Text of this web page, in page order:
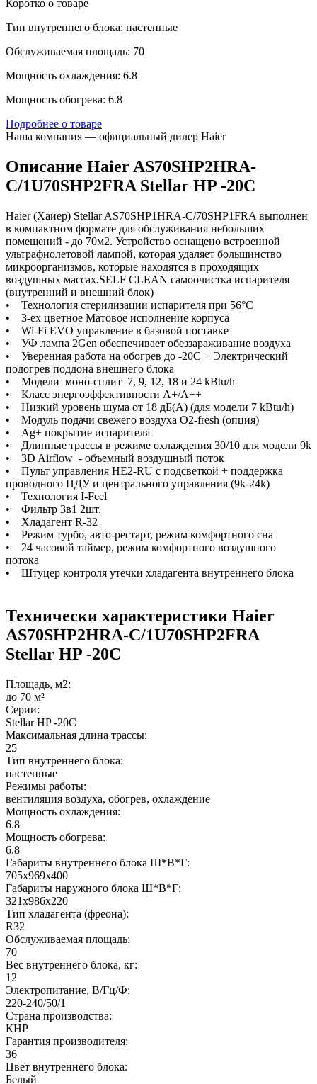
Коротко о товаре
Тип внутреннего блока: настенные
Обслуживаемая площадь: 70
Мощность охлаждения: 6.8
Мощность обогрева: 6.8
Подробнее о товаре
Наша компания — официальный дилер Haier
Описание Haier AS70SHP2HRA-
C/1U70SHP2FRA Stellar HP -20С
Haier (Хаиер) Stellar AS70SHP1HRA-C/70SHP1FRA выполнен
в компактном формате для обслуживания небольших
помещений - до 70м2. Устройство оснащено встроенной
ультрафиолетовой лампой, которая удаляет большинство
микроорганизмов, которые находятся в проходящих
воздушных массах.SELF CLEAN самоочистка испарителя
(внутренний и внешний блок)
• Технология стерилизации испарителя при 56°С
• 3-ех цветное Матовое исполнение корпуса
• Wi-Fi EVO управление в базовой поставке
• УФ лампа 2Gen обеспечивает обеззараживание воздуха
• Уверенная работа на обогрев до -20С + Электрический
подогрев поддона внешнего блока
• Модели моно-сплит 7, 9, 12, 18 и 24 kBtu/h
• Класс энергоэффективности А+/A++
• Низкий уровень шума от 18 дБ(А) (для модели 7 kBtu/h)
• Модуль подачи свежего воздуха O2-fresh (опция)
• Ag+ покрытие испарителя
• Длинные трассы в режиме охлаждения 30/10 для модели 9k
• 3D Airflow - объемный воздушный поток
• Пульт управления HE2-RU с подсветкой + поддержка
проводного ПДУ и центрального управления (9k-24k)
• Технология I-Feel
• Фильтр 3в1 2шт.
• Хладагент R-32
• Режим турбо, авто-рестарт, режим комфортного сна
• 24 часовой таймер, режим комфортного воздушного
потока
• Штуцер контроля утечки хладагента внутреннего блока
Технически характеристики Haier
AS70SHP2HRA-C/1U70SHP2FRA
Stellar HP -20С
Площадь, м2:
до 70 м²
Серии:
Stellar HP -20С
Максимальная длина трассы:
25
Тип внутреннего блока:
настенные
Режимы работы:
вентиляция воздуха, обогрев, охлаждение
Мощность охлаждения:
6.8
Мощность обогрева:
6.8
Габариты внутреннего блока Ш*В*Г:
705x969x400
Габариты наружного блока Ш*В*Г:
321x986x220
Тип хладагента (фреона):
R32
Обслуживаемая площадь:
70
Вес внутреннего блока, кг:
12
Электропитание, В/Гц/Ф:
220-240/50/1
Страна производства:
КНР
Гарантия производителя:
36
Цвет внутреннего блока:
Белый